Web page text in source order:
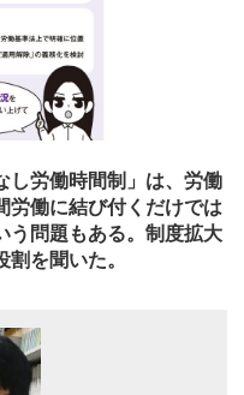
し労働時間制」は、労働
労働に結び付くだけでは
う問題もある。制度拡大
を聞いた。